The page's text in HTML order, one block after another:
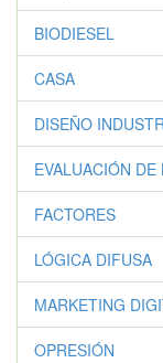
BIODIESEL
CASA
DISEÑO
EVALUACIÓN
FACTORES
LÓGICA DIFUSA
MARKETING
OPRESIÓN